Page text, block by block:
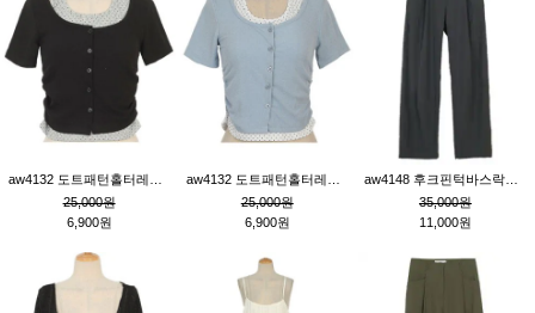
25,000원
6,900원
25,000원
6,900원
35,000원
11,000원